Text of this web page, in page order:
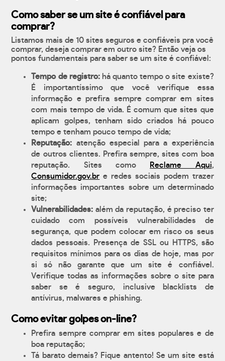
Como saber se um site é confiável para
comprar?
Listamos mais de 10 sites seguros e confiáveis pra você
comprar, deseja comprar em outro site? Então veja os
pontos fundamentais para saber se um site é confiável:
Tempo de registro:há quanto tempo o site existe?
É importantíssimo que você verifique essa
informação e prefira sempre comprar em sites
com mais tempo de vida. É comum que sites que
aplicam golpes, tenham sido criados há pouco
tempo e tenham pouco tempo de vida;
Reputação: atenção especial para a experiência
de outros clientes. Prefira sempre, sites com boa
reputação. Sites como
Reclame Aqui,
Consumidor.gov.br e redes sociais podem trazer
informações importantes sobre um determinado
site;
Vulnerabilidades: além da reputação, é preciso ter
cuidado com possíveis vulnerabilidades de
segurança, que podem colocar em risco os seus
dados pessoais. Presença de SSL ou HTTPS, são
requisitos mínimos para os dias de hoje, mas por
si só não garante que um site é confiável.
Verifique todas as informações sobre o site para
saber se é seguro, inclusive blacklists de
antívirus, malwares e phishing.
Como evitar golpes on-line?
Prefira sempre comprar em sites populares e de
boa reputação;
Tá barato demais? Fique antento! Se um site está